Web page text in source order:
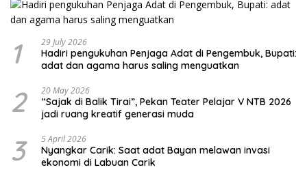
1 29 July 2026
Hadiri pengukuhan Penjaga Adat di Pengembuk, Bupati:
adat dan agama harus saling menguatkan
2 20 May 2026
“Sajak di Balik Tirai”, Pekan Teater Pelajar V NTB 2026
jadi ruang kreatif generasi muda
3 5 April 2026
Nyangkar Carik: Saat adat Bayan melawan invasi
ekonomi di Labuan Carik